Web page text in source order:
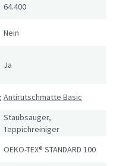
64.400
Nein
Ja
Antirutschmatte Basic
Staubsauger,
Teppichreiniger
OEKO-TEX® STANDARD 100